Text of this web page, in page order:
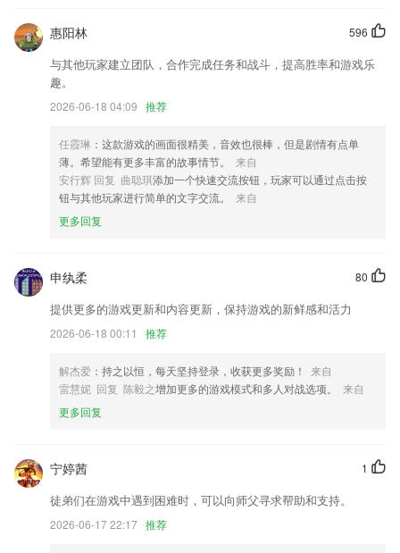
增加权限校验
bug修复和稳定性提升
新增思拓力R3全站仪展讯RTK型号
】接送机未支付订单流程优化，支付体验更顺滑；车型选择页增加车型折
通知盒子小部件自动清理逻辑调整为超过3000条后才自动清理历史记
联系我们
以上就是狗万电竞w的介绍，如果您喜欢这款软件，您可以到应用商店进
行打分评论，说出您的使用经历，以帮助我们更好的对产品进行优化修
596
惠阳林
与其他玩家建立团队，合作完成任务和战斗，提高胜率和游戏乐
趣。
2026-06-18 04:09 推荐
任霞琳 ：这款游戏的画面很精美，音效也很棒，但是剧情有点单
薄。希望能有更多丰富的故事情节。
来自
安行辉 回复 曲聪琪添加一个快速交流按钮，玩家可以通过点击按
钮与其他玩家进行简单的文字交流。
来自
更多回复
80
申纨柔
提供更多的游戏更新和内容更新，保持游戏的新鲜感和活力
2026-06-18 00:11 推荐
解杰爱 ：持之以恒，每天坚持登录，收获更多奖励！
来自
雷慧妮 回复 陈毅之增加更多的游戏模式和多人对战选项。
来自
更多回复
1
宁婷茜
徒弟们在游戏中遇到困难时，可以向师父寻求帮助和支持。
2026-06-17 22:17 推荐